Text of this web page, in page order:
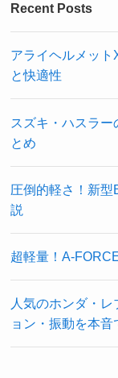
Recent Posts
アライヘルメッ
と快適性
スズキ・ハスラー
とめ
圧倒的軽さ！新
説
超軽量！A-
人気のホンダ・
ョン・振動を本音